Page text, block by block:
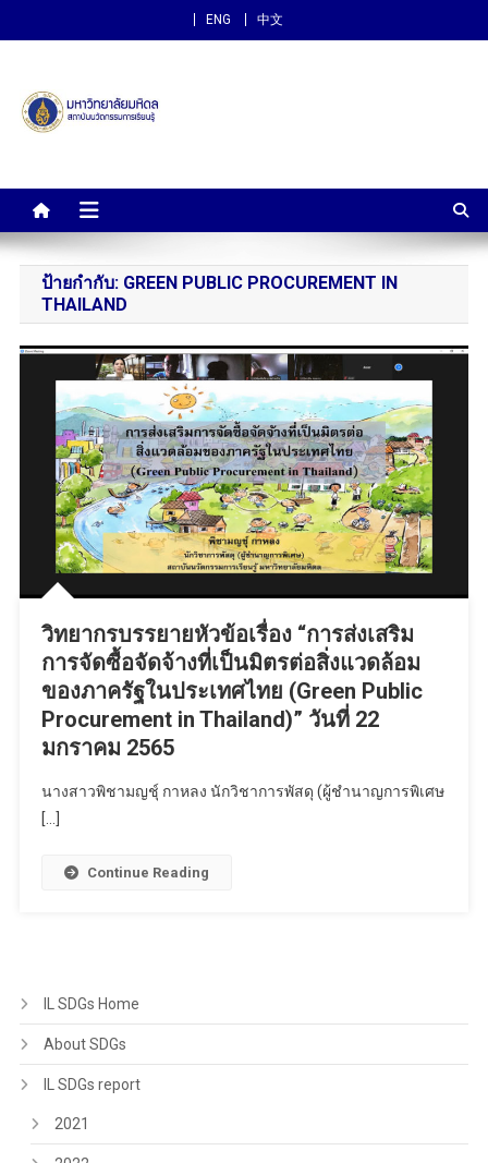
ENG 中文
สถาบันนวัตกรรมการเรียนรู้
ป้ายกำกับ: GREEN PUBLIC PROCUREMENT IN
THAILAND
วิทยากรบรรยายหัวข้อเรื่อง “การส่งเสริม
การจัดซื้อจัดจ้างที่เป็นมิตรต่อสิ่งแวดล้อม
ของภาครัฐในประเทศไทย (Green Public
Procurement in Thailand)” วันที่ 22
มกราคม 2565
นางสาวพิชามญชุ์ กาหลง นักวิชาการพัสดุ (ผู้ชำนาญการพิเศษ
[…]
Continue Reading
IL SDGs Home
About SDGs
IL SDGs report
2021